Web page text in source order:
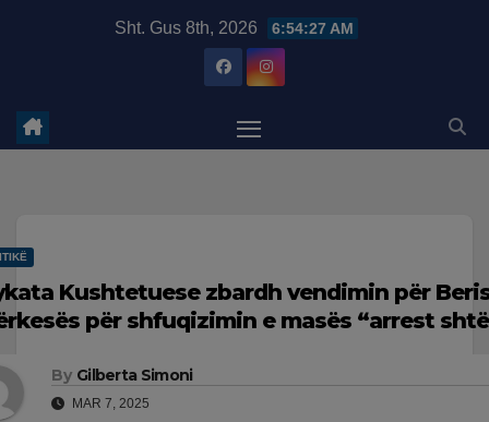
Sht. Gus 8th, 2026 6:54:28 AM
Kushtetuese zbardh vendimin për
për shfuqizimin e masës “arrest
By Gilberta Simoni
MAR 7, 2025